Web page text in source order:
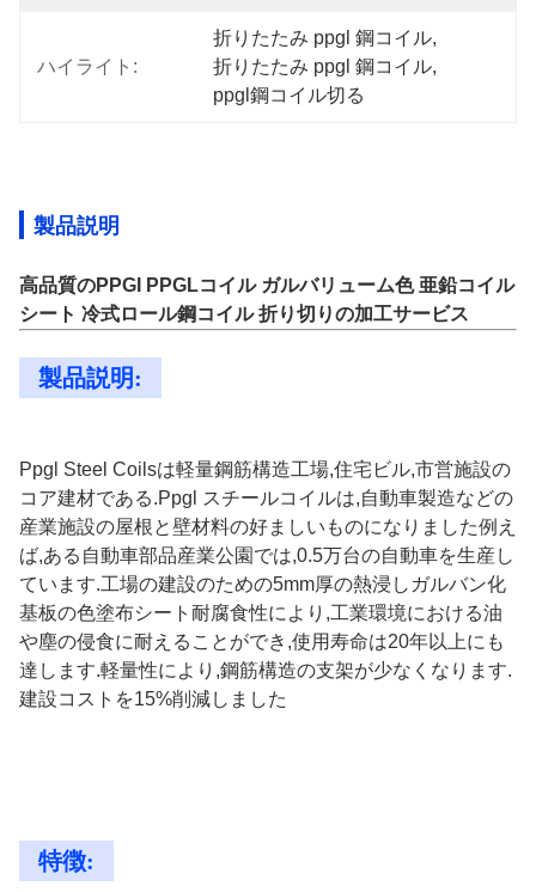
ハイライト:
折りたたみ ppgl 鋼コイル,
折りたたみ ppgl 鋼コイル,
ppgl鋼コイル切る
製品説明
高品質のPPGI PPGLコイル ガルバリューム色 亜鉛コイル
シート 冷式ロール鋼コイル 折り切りの加工サービス
製品説明:
Ppgl Steel Coilsは軽量鋼筋構造工場,住宅ビル,市営施設の
コア建材である.Ppgl スチールコイルは,自動車製造などの
産業施設の屋根と壁材料の好ましいものになりました例え
ば,ある自動車部品産業公園では,0.5万台の自動車を生産し
ています.工場の建設のための5mm厚の熱浸しガルバン化
基板の色塗布シート耐腐食性により,工業環境における油
や塵の侵食に耐えることができ,使用寿命は20年以上にも
達します.軽量性により,鋼筋構造の支架が少なくなります.
建設コストを15%削減しました
特徴: